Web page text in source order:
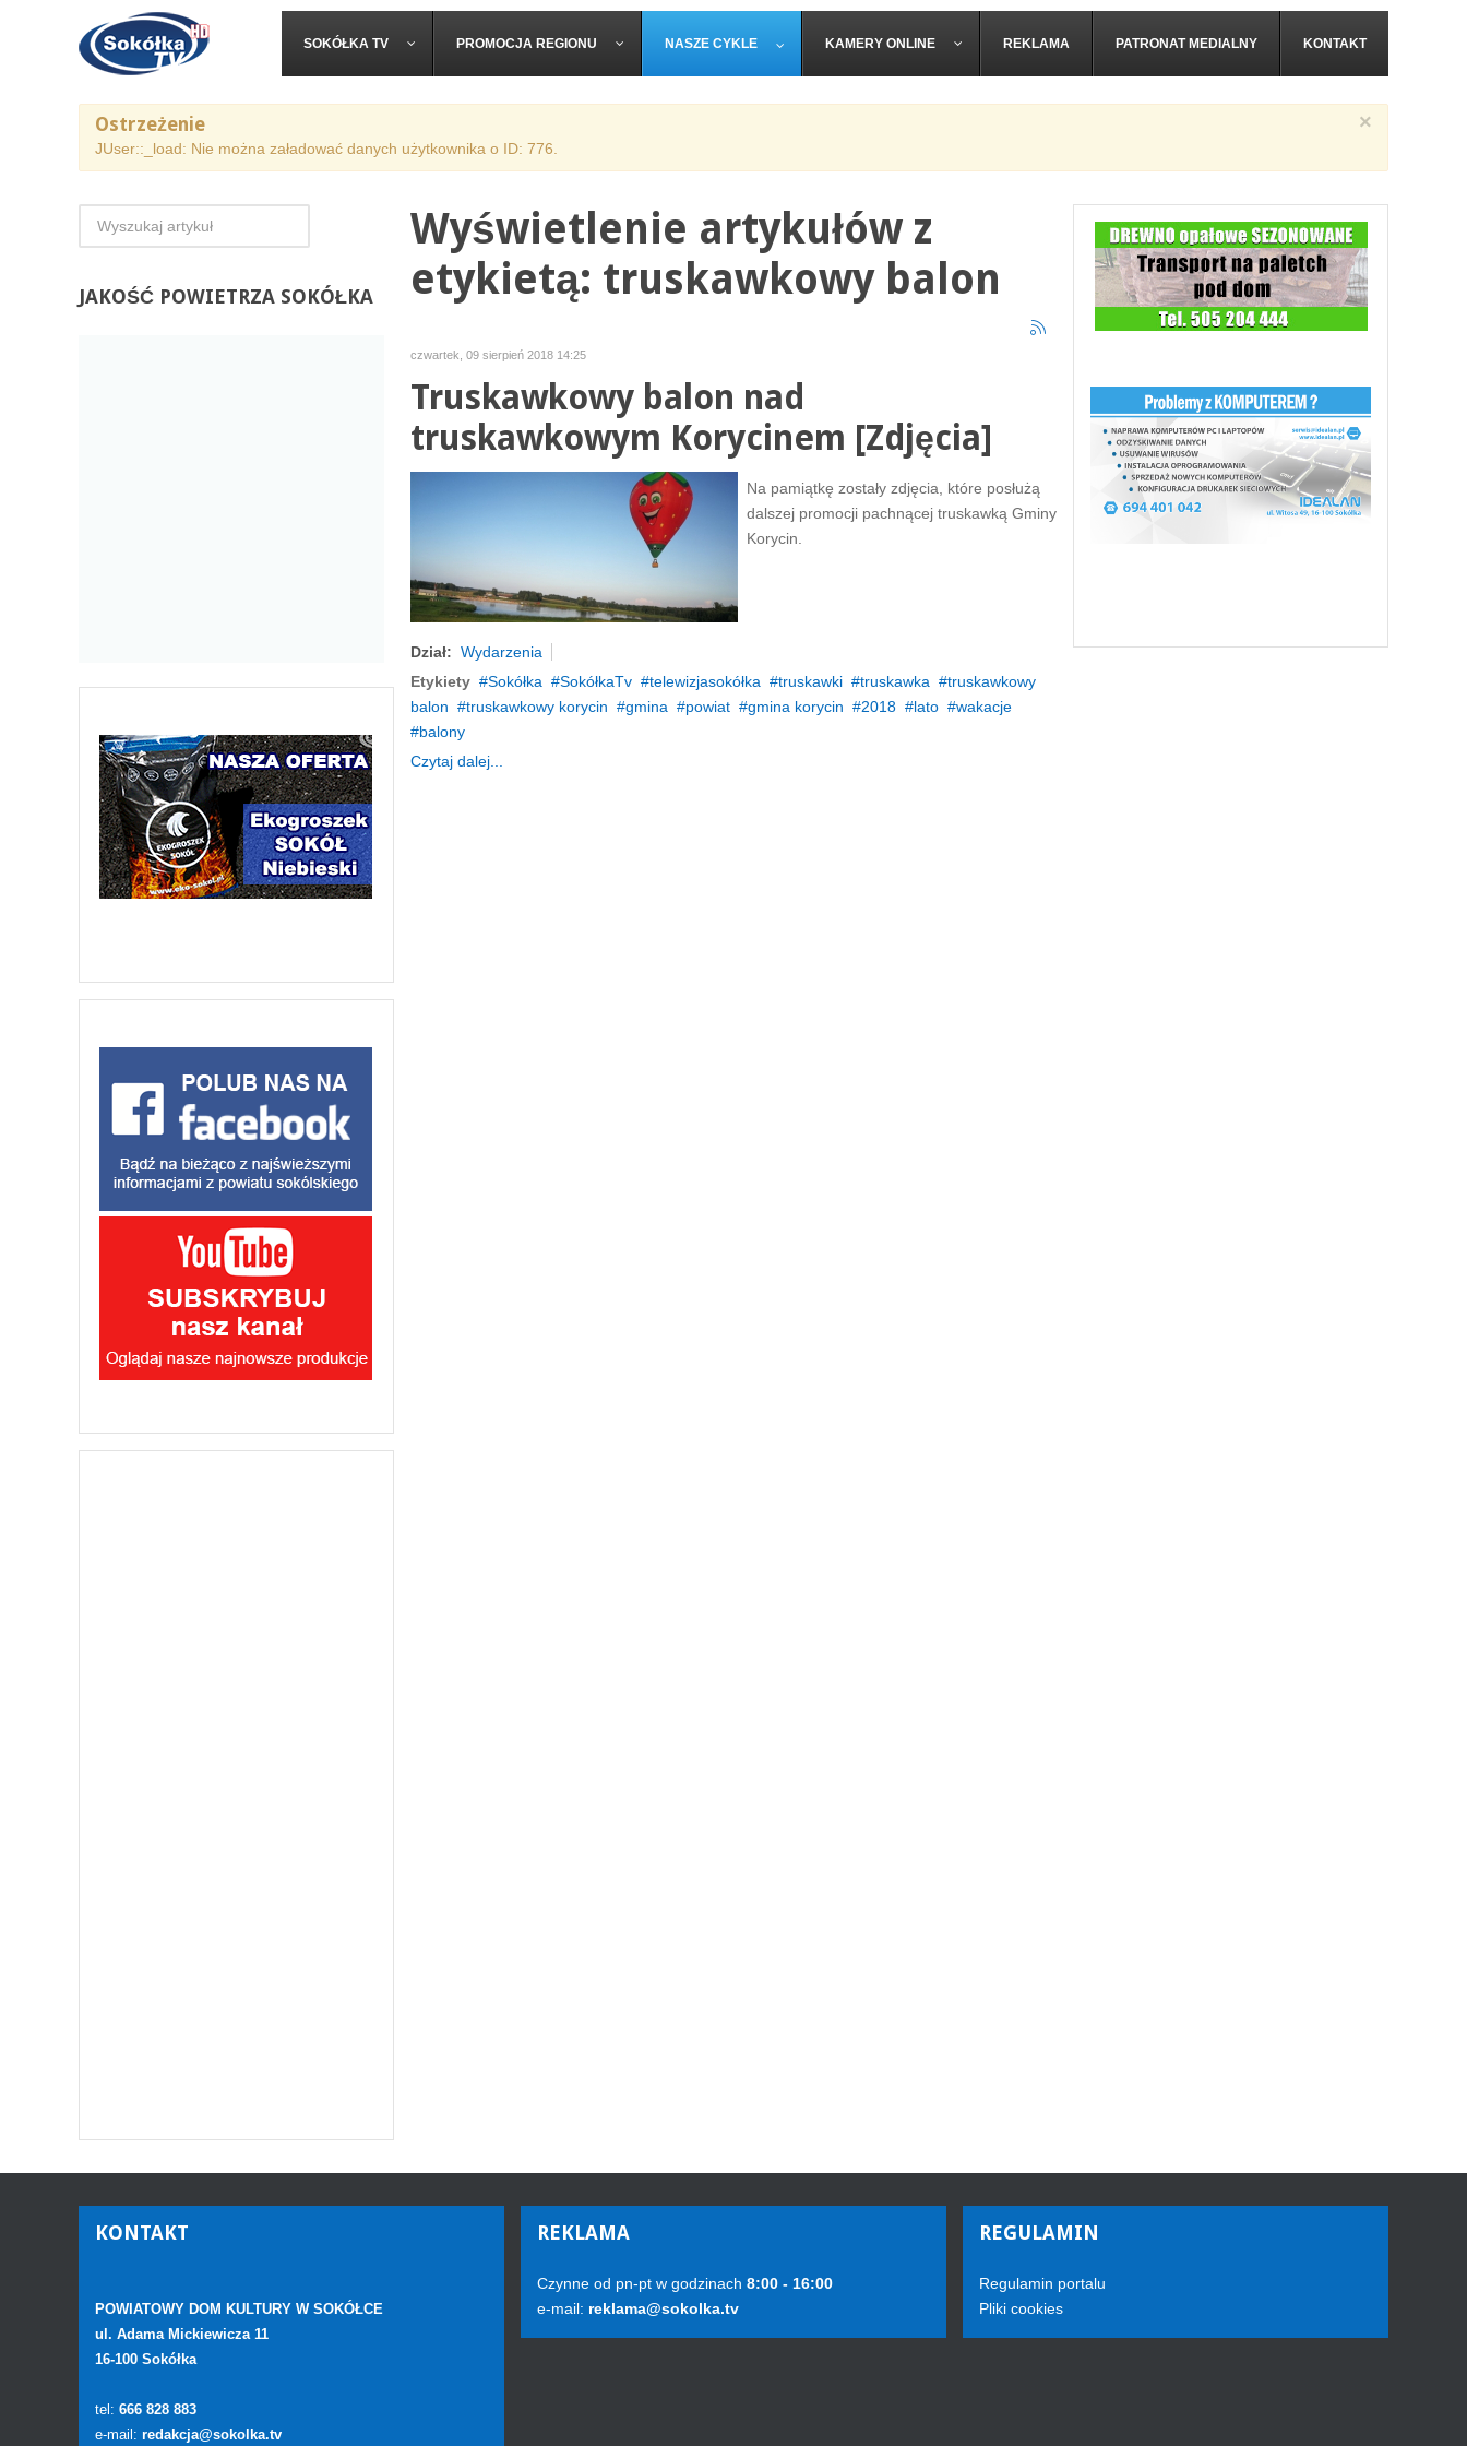
SOKÓŁKA TV PROMOCJA REGIONU NASZE CYKLE KAMERY ONLINE REKLAMA PATRONAT MEDIALNY KONTAKT
×
Ostrzeżenie
JUser::_load: Nie można załadować danych użytkownika o ID: 776.
Wyświetlenie artykułów z
etykietą: truskawkowy balon
czwartek, 09 sierpień 2018 14:25
Truskawkowy balon nad
truskawkowym Korycinem [Zdjęcia]
Na pamiątkę zostały zdjęcia, które posłużą
dalszej promocji pachnącej truskawką Gminy
Korycin.
Dział: Wydarzenia
Etykiety
Sokółka SokółkaTv telewizjasokółka truskawki truskawka
truskawkowy
balon
truskawkowy korycin gmina powiat gmina korycin 2018 lato
wakacje
balony
Czytaj dalej...
JAKOŚĆ POWIETRZA SOKÓŁKA
KONTAKT
POWIATOWY DOM KULTURY W SOKÓŁCE
ul. Adama Mickiewicza 11
16-100 Sokółka
tel: 666 828 883
e-mail: redakcja@sokolka.tv
REKLAMA
Czynne od pn-pt w godzinach 8:00 - 16:00
e-mail: reklama@sokolka.tv
REGULAMIN
Regulamin portalu
Pliki cookies